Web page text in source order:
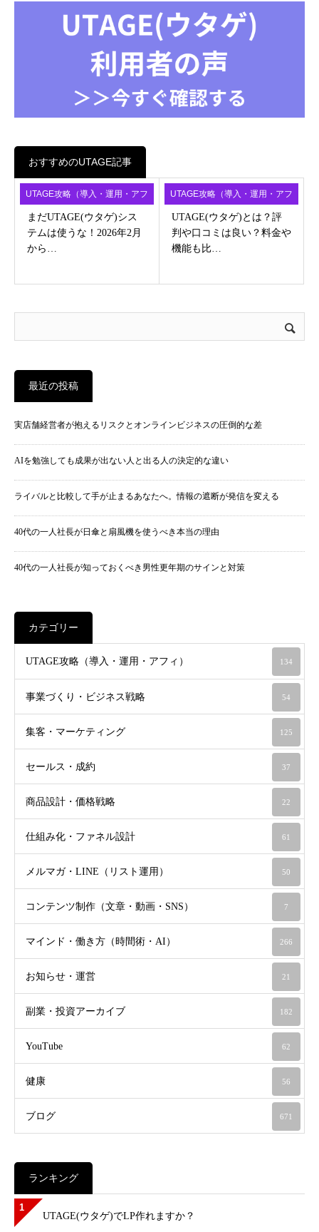
おすすめのUTAGE記事
UTAGE攻略（導入・運用・アフ
ィ）
まだUTAGE(ウタゲ)シス
テムは使うな！2026年2月
から…
UTAGE攻略（導入・運用・アフ
ィ）
UTAGE(ウタゲ)とは？評
判や口コミは良い？料金や
機能も比…
最近の投稿
実店舗経営者が抱えるリスクとオンラインビジネスの圧倒的な差
AIを勉強しても成果が出ない人と出る人の決定的な違い
ライバルと比較して手が止まるあなたへ。情報の遮断が発信を変える
40代の一人社長が日傘と扇風機を使うべき本当の理由
40代の一人社長が知っておくべき男性更年期のサインと対策
カテゴリー
UTAGE攻略（導入・運用・アフィ） 134
事業づくり・ビジネス戦略 54
集客・マーケティング 125
セールス・成約 37
商品設計・価格戦略 22
仕組み化・ファネル設計 61
メルマガ・LINE（リスト運用） 50
コンテンツ制作（文章・動画・SNS） 7
マインド・働き方（時間術・AI） 266
お知らせ・運営 21
副業・投資アーカイブ 182
YouTube 62
健康 56
ブログ 671
ランキング
1
UTAGE(ウタゲ)でLP作れますか？